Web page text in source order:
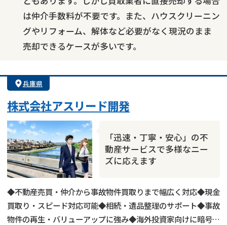
は仲介手数料が不要です。また、ハウスクリーニン
グやリフォーム、解体など必要がなく現況のまま
売却できるケースが多いです。
兵庫県
株式会社アスリード開発
「迅速・丁寧・安心」の不
動産サービスで多様なニー
ズに応えます
◆不動産売買・仲介から事故物件買取りまで幅広く対応◆現金
買取り・スピード対応可能◆相続・遺品整理のサポート◆事故
物件の再生・バリューアップに強み◆海外投資家向けに暗号資